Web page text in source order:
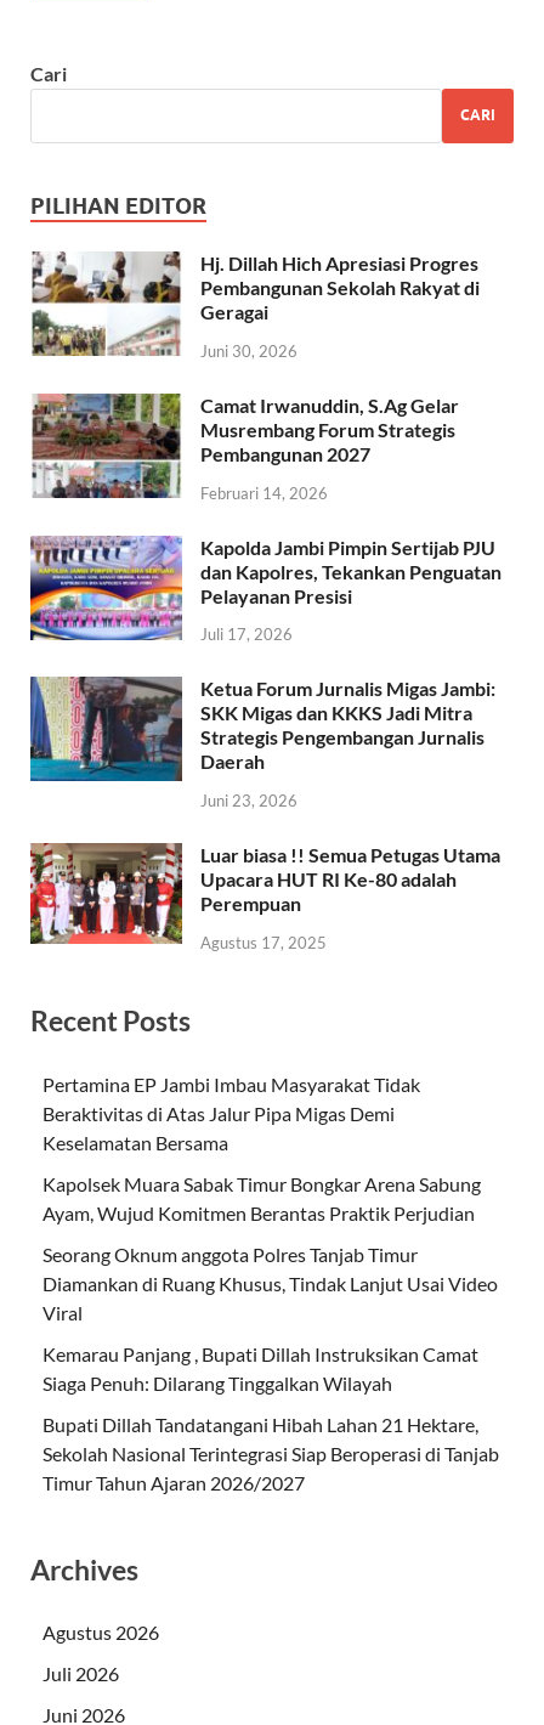
Cari
CARI
PILIHAN EDITOR
Hj. Dillah Hich Apresiasi Progres
Pembangunan Sekolah Rakyat di
Geragai
Juni 30, 2026
Camat Irwanuddin, S.Ag Gelar
Musrembang Forum Strategis
Pembangunan 2027
Februari 14, 2026
Kapolda Jambi Pimpin Sertijab PJU
dan Kapolres, Tekankan Penguatan
Pelayanan Presisi
Juli 17, 2026
Ketua Forum Jurnalis Migas Jambi:
SKK Migas dan KKKS Jadi Mitra
Strategis Pengembangan Jurnalis
Daerah
Juni 23, 2026
Luar biasa !! Semua Petugas Utama
Upacara HUT RI Ke-80 adalah
Perempuan
Agustus 17, 2025
Recent Posts
Pertamina EP Jambi Imbau Masyarakat Tidak
Beraktivitas di Atas Jalur Pipa Migas Demi
Keselamatan Bersama
Kapolsek Muara Sabak Timur Bongkar Arena Sabung
Ayam, Wujud Komitmen Berantas Praktik Perjudian
Seorang Oknum anggota Polres Tanjab Timur
Diamankan di Ruang Khusus, Tindak Lanjut Usai Video
Viral
Kemarau Panjang , Bupati Dillah Instruksikan Camat
Siaga Penuh: Dilarang Tinggalkan Wilayah
Bupati Dillah Tandatangani Hibah Lahan 21 Hektare,
Sekolah Nasional Terintegrasi Siap Beroperasi di Tanjab
Timur Tahun Ajaran 2026/2027
Archives
Agustus 2026
Juli 2026
Juni 2026